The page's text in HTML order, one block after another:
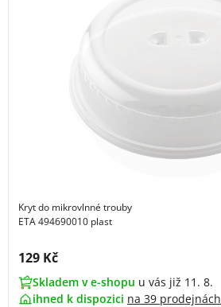
Kryt do mikrovlnné trouby
ETA 494690010 plast
Cena s DPH:
129 Kč
Skladem v e-shopu u vás již 11. 8.
ihned k dispozici na 39 prodejnách